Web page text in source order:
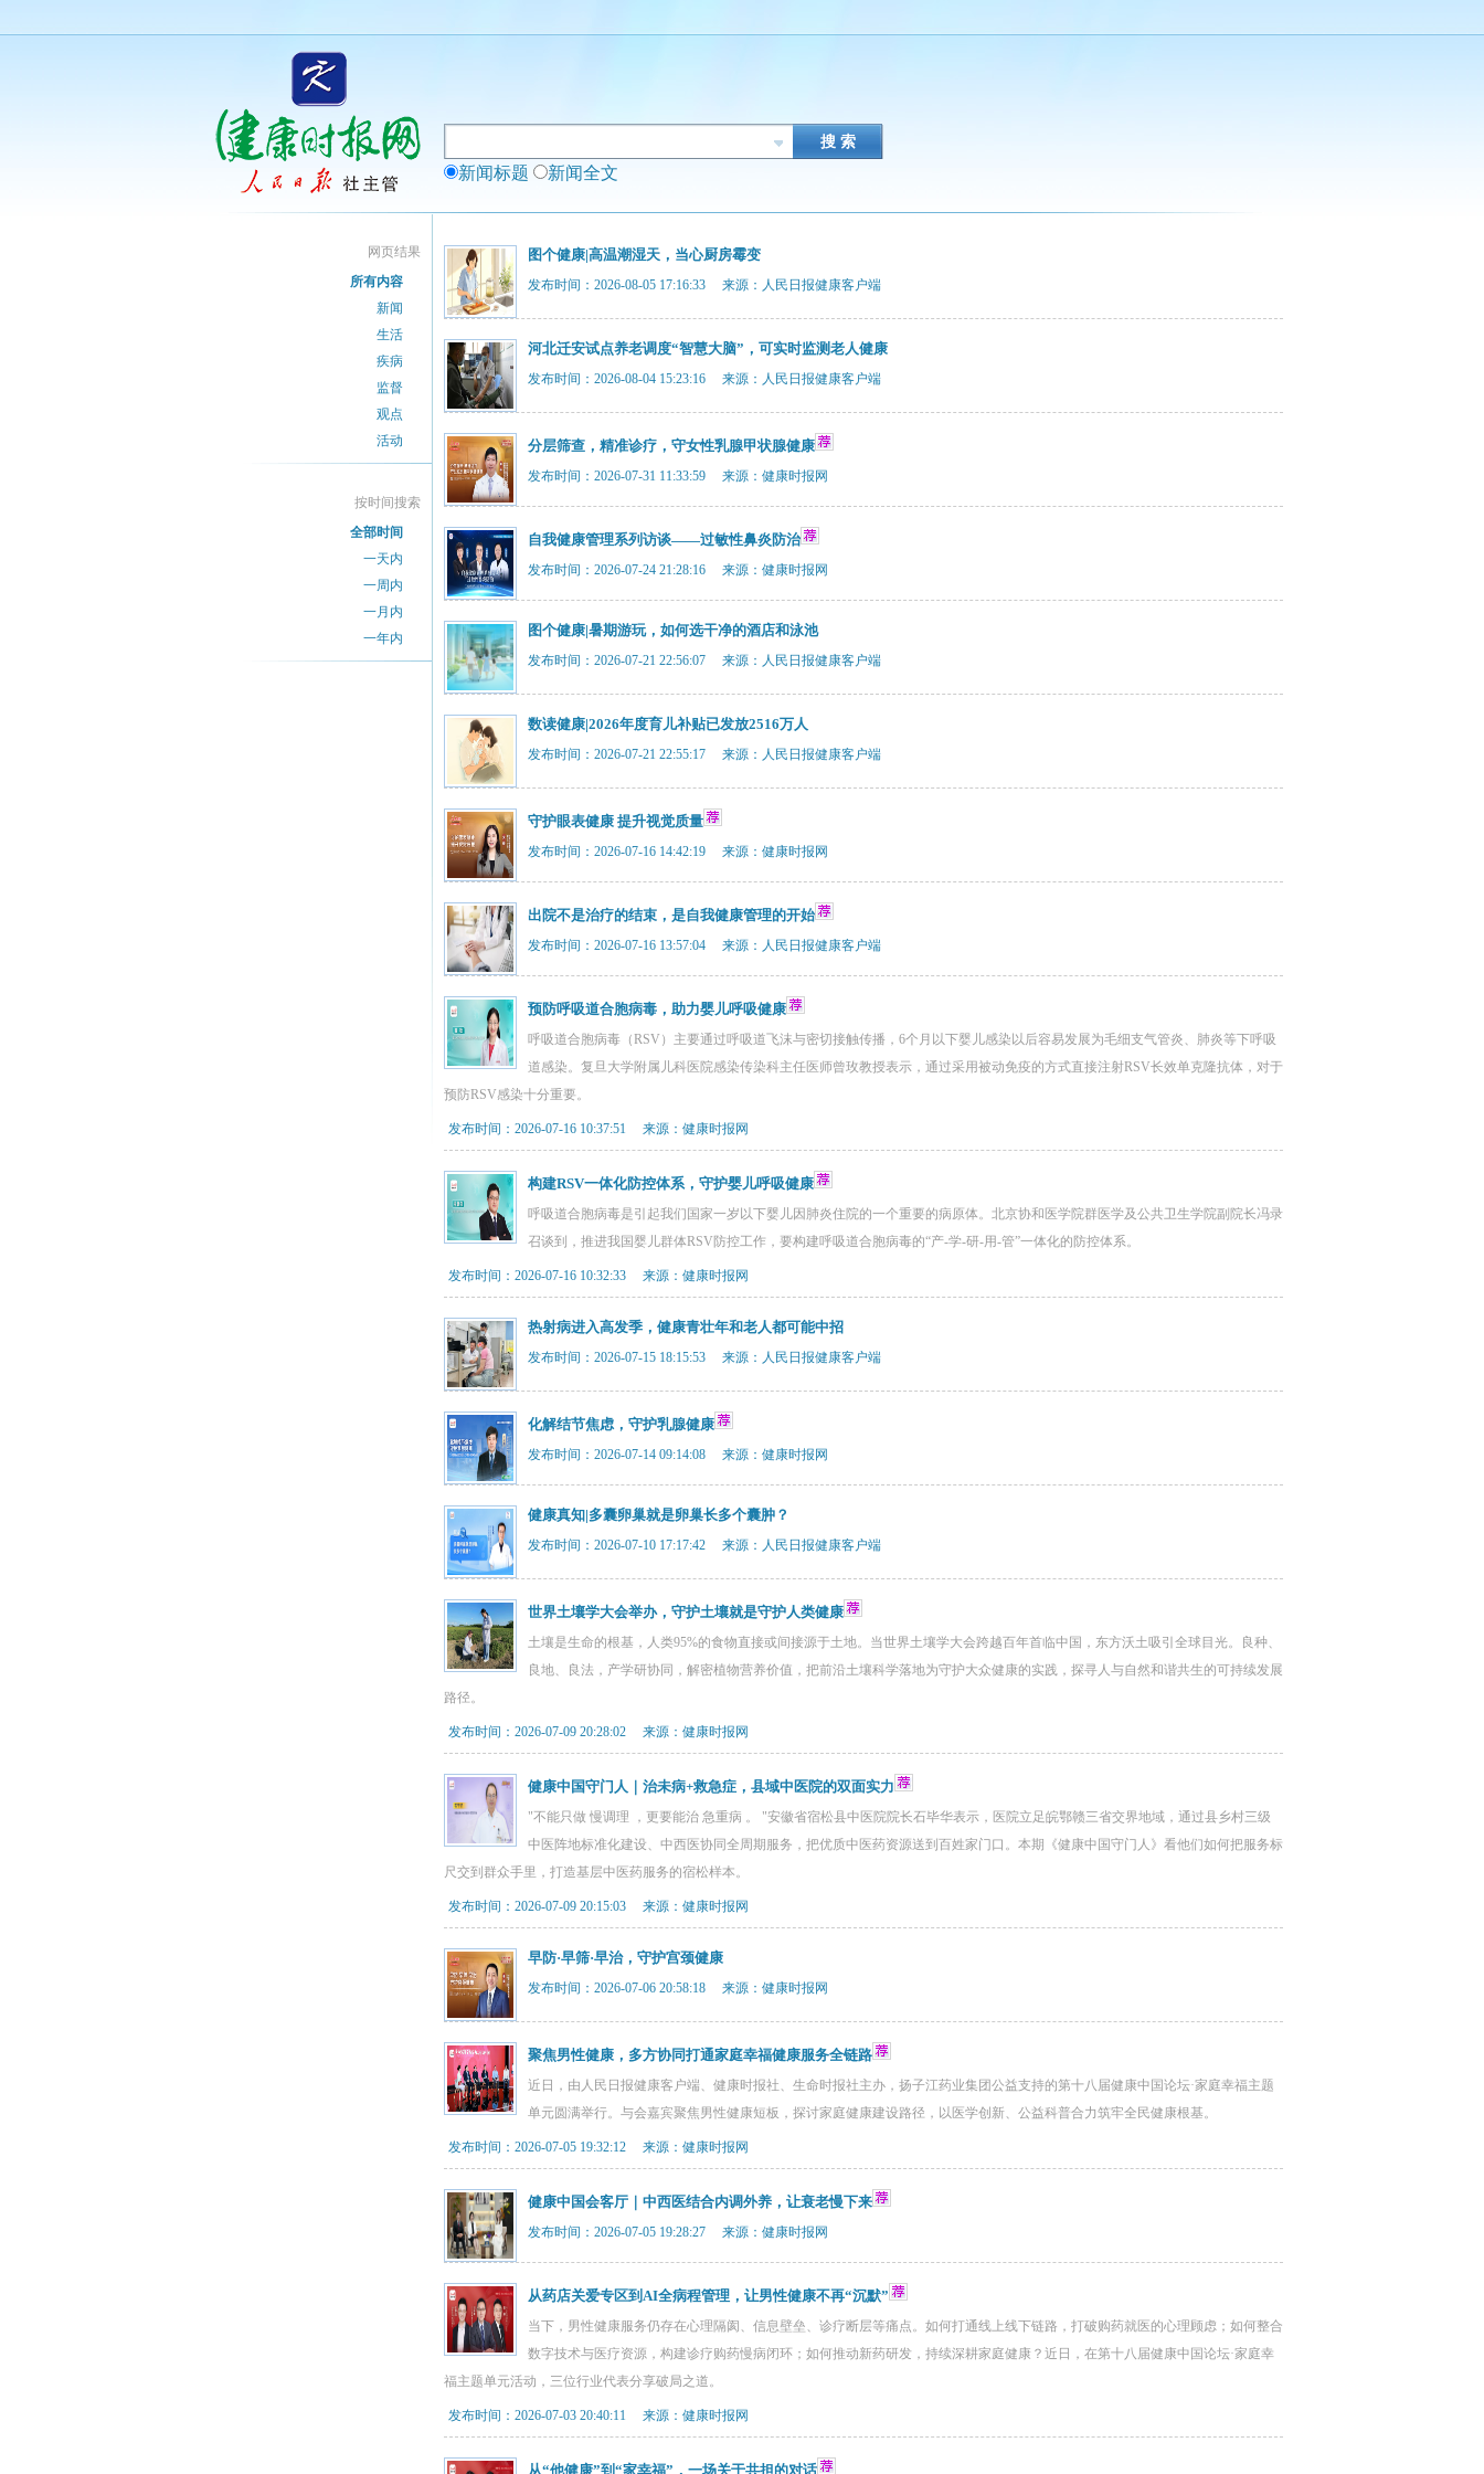
新闻标题 新闻全文
网页结果
所有内容
新闻
生活
疾病
监督
观点
活动
按时间搜索
全部时间
一天内
一周内
一月内
一年内
图个健康|高温潮湿天，当心厨房霉变
发布时间：2026-08-05 17:16:33 来源：人民日报健康客户端
河北迁安试点养老调度“智慧大脑”，可实时监测老人健康
发布时间：2026-08-04 15:23:16 来源：人民日报健康客户端
分层筛查，精准诊疗，守女性乳腺甲状腺健康
发布时间：2026-07-31 11:33:59 来源：健康时报网
自我健康管理系列访谈——过敏性鼻炎防治
发布时间：2026-07-24 21:28:16 来源：健康时报网
图个健康|暑期游玩，如何选干净的酒店和泳池
发布时间：2026-07-21 22:56:07 来源：人民日报健康客户端
数读健康|2026年度育儿补贴已发放2516万人
发布时间：2026-07-21 22:55:17 来源：人民日报健康客户端
守护眼表健康 提升视觉质量
发布时间：2026-07-16 14:42:19 来源：健康时报网
出院不是治疗的结束，是自我健康管理的开始
发布时间：2026-07-16 13:57:04 来源：人民日报健康客户端
预防呼吸道合胞病毒，助力婴儿呼吸健康
呼吸道合胞病毒（RSV）主要通过呼吸道飞沫与密切接触传播，6个月以下婴儿感染以后容易发展为毛细支气管炎、肺炎等下呼吸
道感染。复旦大学附属儿科医院感染传染科主任医师曾玫教授表示，通过采用被动免疫的方式直接注射RSV长效单克隆抗体，对于
预防RSV感染十分重要。
发布时间：2026-07-16 10:37:51 来源：健康时报网
构建RSV一体化防控体系，守护婴儿呼吸健康
呼吸道合胞病毒是引起我们国家一岁以下婴儿因肺炎住院的一个重要的病原体。北京协和医学院群医学及公共卫生学院副院长冯录
召谈到，推进我国婴儿群体RSV防控工作，要构建呼吸道合胞病毒的“产-学-研-用-管”一体化的防控体系。
发布时间：2026-07-16 10:32:33 来源：健康时报网
热射病进入高发季，健康青壮年和老人都可能中招
发布时间：2026-07-15 18:15:53 来源：人民日报健康客户端
化解结节焦虑，守护乳腺健康
发布时间：2026-07-14 09:14:08 来源：健康时报网
健康真知|多囊卵巢就是卵巢长多个囊肿？
发布时间：2026-07-10 17:17:42 来源：人民日报健康客户端
世界土壤学大会举办，守护土壤就是守护人类健康
土壤是生命的根基，人类95%的食物直接或间接源于土地。当世界土壤学大会跨越百年首临中国，东方沃土吸引全球目光。良种、
良地、良法，产学研协同，解密植物营养价值，把前沿土壤科学落地为守护大众健康的实践，探寻人与自然和谐共生的可持续发展
路径。
发布时间：2026-07-09 20:28:02 来源：健康时报网
健康中国守门人｜治未病+救急症，县域中医院的双面实力
"不能只做 慢调理 ，更要能治 急重病 。 "安徽省宿松县中医院院长石毕华表示，医院立足皖鄂赣三省交界地域，通过县乡村三级
中医阵地标准化建设、中西医协同全周期服务，把优质中医药资源送到百姓家门口。本期《健康中国守门人》看他们如何把服务标
尺交到群众手里，打造基层中医药服务的宿松样本。
发布时间：2026-07-09 20:15:03 来源：健康时报网
早防·早筛·早治，守护宫颈健康
发布时间：2026-07-06 20:58:18 来源：健康时报网
聚焦男性健康，多方协同打通家庭幸福健康服务全链路
近日，由人民日报健康客户端、健康时报社、生命时报社主办，扬子江药业集团公益支持的第十八届健康中国论坛·家庭幸福主题
单元圆满举行。与会嘉宾聚焦男性健康短板，探讨家庭健康建设路径，以医学创新、公益科普合力筑牢全民健康根基。
发布时间：2026-07-05 19:32:12 来源：健康时报网
健康中国会客厅｜中西医结合内调外养，让衰老慢下来
发布时间：2026-07-05 19:28:27 来源：健康时报网
从药店关爱专区到AI全病程管理，让男性健康不再“沉默”
当下，男性健康服务仍存在心理隔阂、信息壁垒、诊疗断层等痛点。如何打通线上线下链路，打破购药就医的心理顾虑；如何整合
数字技术与医疗资源，构建诊疗购药慢病闭环；如何推动新药研发，持续深耕家庭健康？近日，在第十八届健康中国论坛·家庭幸
福主题单元活动，三位行业代表分享破局之道。
发布时间：2026-07-03 20:40:11 来源：健康时报网
从“他健康”到“家幸福”，一场关于共担的对话